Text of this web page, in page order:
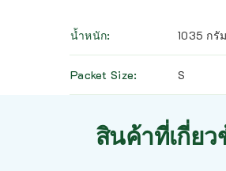
น้ำหนัก 1035 กรัม
Packet Size S
สินค้าที่เกี่ยว